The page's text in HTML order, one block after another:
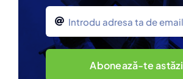
Abonează-te astăzi